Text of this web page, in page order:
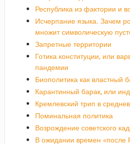
Республика из фактории и
Исчерпание языка. Зачем
множит символическую
Запретные территории
Готика конституции, или
пандемии
Биополитика как властный
Карантинный барак, или
Кремлевский трип в
Поминальная политика
Возрождение советского
В ожидании времен «после